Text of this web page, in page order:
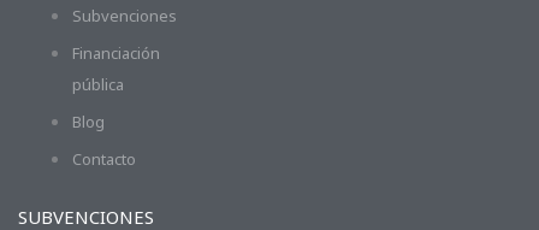
Subvenciones
Financiación
pública
Blog
Contacto
SUBVENCIONES